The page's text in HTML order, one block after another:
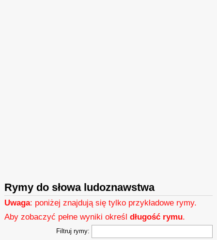
Rymy do słowa ludoznawstwa
Uwaga: poniżej znajdują się tylko przykładowe rymy.
Aby zobaczyć pełne wyniki określdługość rymu.
Filtruj rymy: